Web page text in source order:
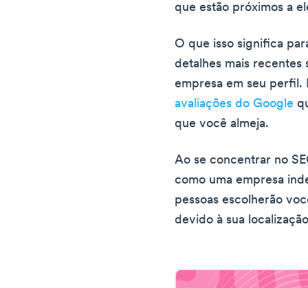
que estão próximos a
O que isso significa
detalhes mais recentes
empresa em seu
avaliações do Google
que você almeja.
Ao se concentrar no
como uma empresa
pessoas escolherão
devido à sua